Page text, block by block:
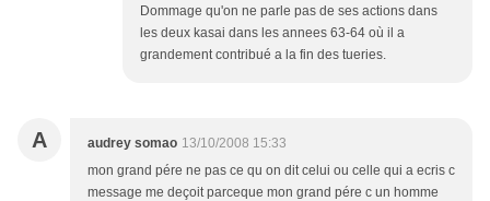
Dommage qu'on ne parle pas de ses actions dans
les deux kasai dans les annees 63-64 où il a
grandement contribué a la fin des tueries.
A audrey somao 13/10/2008 15:33
mon grand pére ne pas ce qu on dit celui ou celle qui a ecris c
message me deçoit parceque mon grand pére c un homme